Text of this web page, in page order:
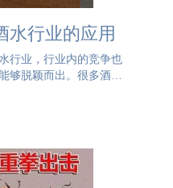
水行业的应用
行业，行业内的竞争也
够脱颖而出。很多酒水
、智能化的系统管理。